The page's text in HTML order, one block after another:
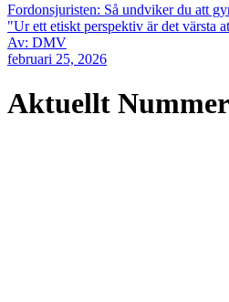
Fordonsjuristen: Så undviker du att
"Ur ett etiskt perspektiv är det värsta
Av: DMV
februari 25, 2026
Aktuellt Nummer